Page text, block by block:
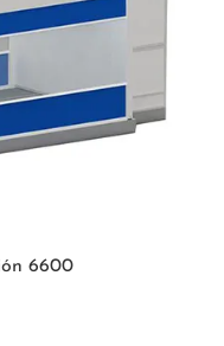
6600